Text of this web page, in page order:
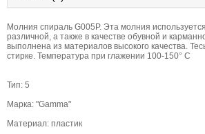
Молния спираль G005P. Эта молния
различной, а также в качестве обувной и
выполнена из материалов высокого качества.
стирке. Температура при глажении 100-150° С
Тип: 5
Марка: "Gamma"
Материал: пластик